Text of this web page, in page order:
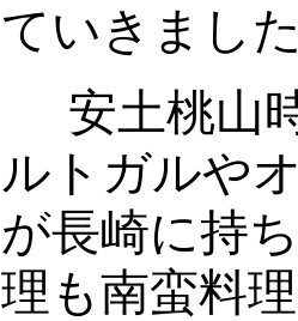
ていきまし
安土桃山
ルトガルや
が長崎に持
理も南蛮料